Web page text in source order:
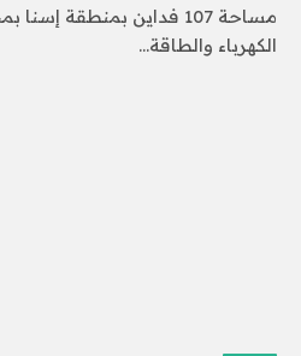
مساحة 107 فداين بمنطقة
الكهرباء والطاقة…